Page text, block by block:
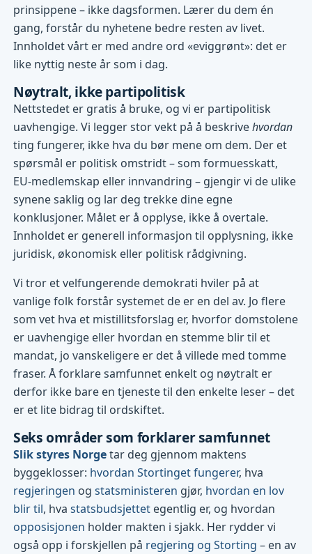
prinsippene – ikke dagsformen. Lærer du dem én
gang, forstår du nyhetene bedre resten av livet.
Innholdet vårt er med andre ord «eviggrønt»: det er
like nyttig neste år som i dag.
Nøytralt, ikke partipolitisk
Nettstedet er gratis å bruke, og vi er partipolitisk
uavhengige. Vi legger stor vekt på å beskrivehvordan
ting fungerer, ikke hva du bør mene om dem. Der et
spørsmål er politisk omstridt – som formuesskatt,
EU-medlemskap eller innvandring – gjengir vi de ulike
synene saklig og lar deg trekke dine egne
konklusjoner. Målet er å opplyse, ikke å overtale.
Innholdet er generell informasjon til opplysning, ikke
juridisk, økonomisk eller politisk rådgivning.
Vi tror et velfungerende demokrati hviler på at
vanlige folk forstår systemet de er en del av. Jo flere
som vet hva et mistillitsforslag er, hvorfor domstolene
er uavhengige eller hvordan en stemme blir til et
mandat, jo vanskeligere er det å villede med tomme
fraser. Å forklare samfunnet enkelt og nøytralt er
derfor ikke bare en tjeneste til den enkelte leser – det
er et lite bidrag til ordskiftet.
Seks områder som forklarer samfunnet
Slik styres Norgetar deg gjennom maktens
byggeklosser: hvordan Stortinget fungerer, hva
regjeringen ogstatsministeren gjør, hvordan en lov
blir til, hvastatsbudsjettet egentlig er, og hvordan
opposisjonen holder makten i sjakk. Her rydder vi
også opp i forskjellen på regjering og Storting – en av